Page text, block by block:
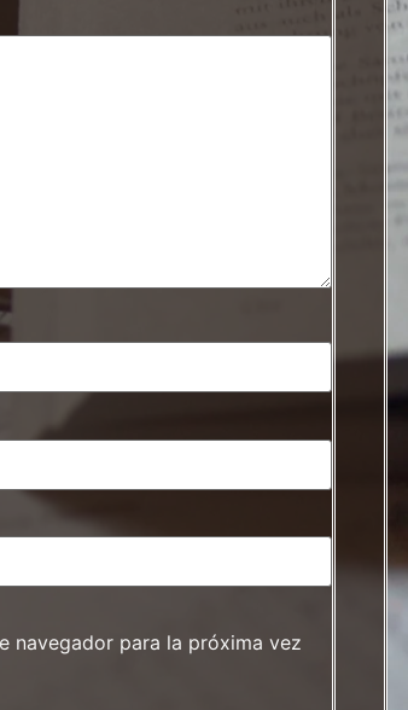
navegador para la próxima vez